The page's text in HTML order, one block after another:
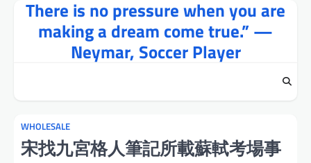
There is no pressure when you are
making a dream come true.” —
Neymar, Soccer Player
WHOLESALE
宋找九宮格人筆記所載蘇軾考場事